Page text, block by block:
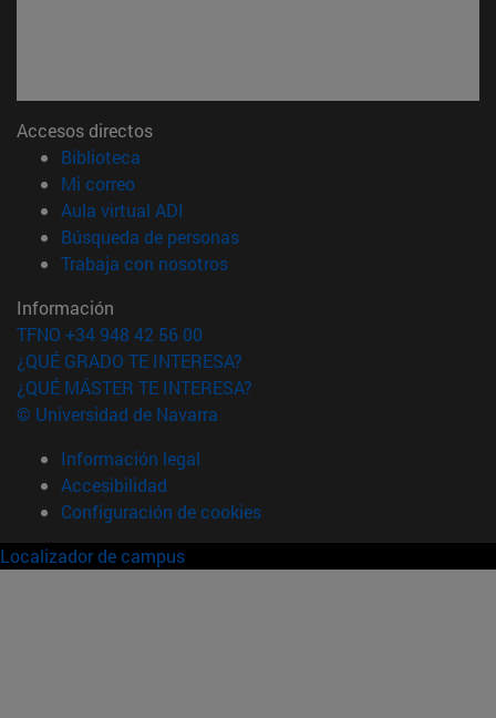
Accesos directos
Biblioteca
Mi correo(abre en nueva ventana)
Aula virtual ADI
Búsqueda de personas(abre en nueva ventana)
Trabaja con nosotros(abre en nueva ventana)
Información
TFNO +34 948 42 56 00
¿QUÉ GRADO TE INTERESA?
¿QUÉ MÁSTER TE INTERESA?
© Universidad de Navarra
Información legal
Accesibilidad
Configuración de cookies
Localizador de campus